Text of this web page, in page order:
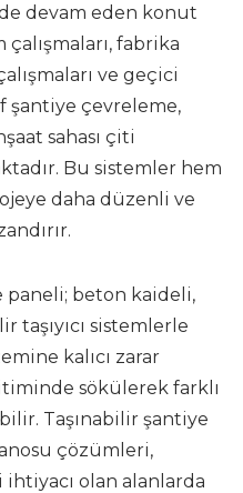
devam eden konut
fabrika
ve geçici
şantiye çevreleme,
sahası çiti
Bu sistemler hem
daha düzenli ve
beton kaideli,
taşıyıcı sistemlerle
kalıcı zarar
sökülerek farklı
Taşınabilir şantiye
çözümleri,
olan alanlarda